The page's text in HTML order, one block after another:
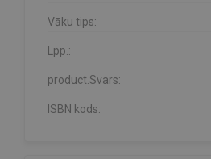
Vāku tips:
Lpp.:
product.Svars:
ISBN kods: